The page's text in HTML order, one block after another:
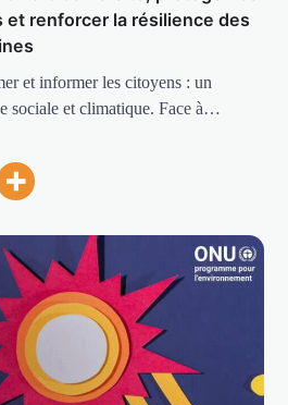
et renforcer la résilience des
et informer les citoyens : un
sociale et climatique. Face à…